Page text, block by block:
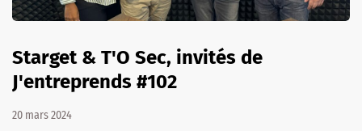
Starget & T'O Sec, invités de
J'entreprends #102
20 mars 2024